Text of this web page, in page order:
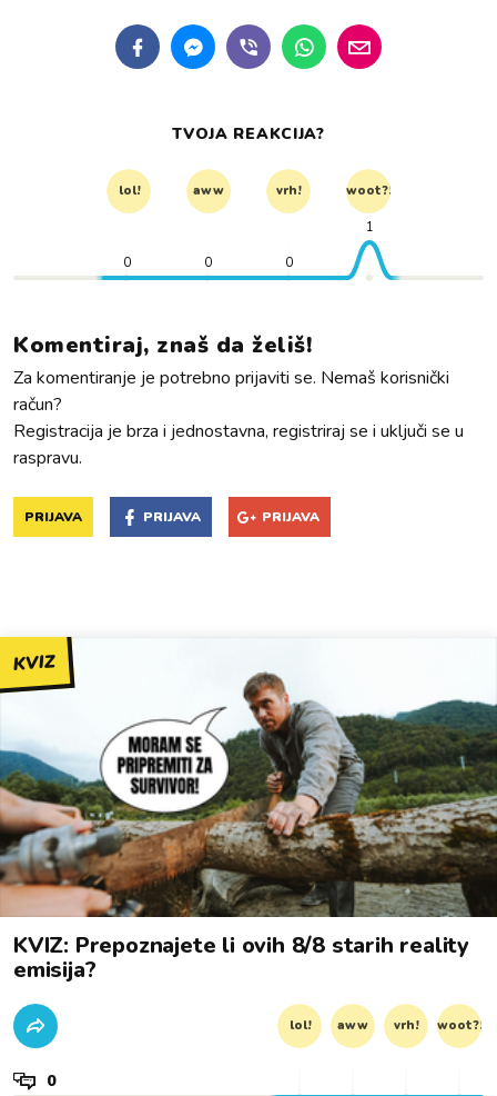
TVOJA REAKCIJA?
lol! aww vrh! woot?!
0 0 0
1
Komentiraj, znaš da želiš!
Za komentiranje je potrebno prijaviti se. Nemaš korisnički
račun?
Registracija je brza i jednostavna, registriraj se i uključi se u
raspravu.
PRIJAVA PRIJAVA PRIJAVA
KVIZ
KVIZ: Prepoznajete li ovih 8/8 starih reality
emisija?
lol! aww vrh! woot?!
0